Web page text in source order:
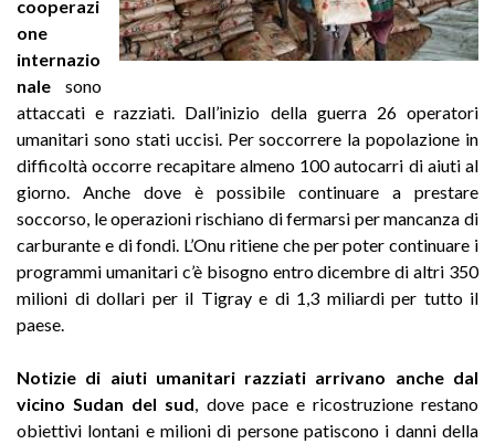
cooperazi
one
internazio
nale sono
attaccati e razziati. Dall’inizio della guerra 26 operatori
umanitari sono stati uccisi. Per soccorrere la popolazione in
difficoltà occorre recapitare almeno 100 autocarri di aiuti al
giorno. Anche dove è possibile continuare a prestare
soccorso, le operazioni rischiano di fermarsi per mancanza di
carburante e di fondi. L’Onu ritiene che per poter continuare i
programmi umanitari c’è bisogno entro dicembre di altri 350
milioni di dollari per il Tigray e di 1,3 miliardi per tutto il
paese.
Notizie di aiuti umanitari razziati arrivano anche dal
vicino Sudan del sud , dove pace e ricostruzione restano
obiettivi lontani e milioni di persone patiscono i danni della